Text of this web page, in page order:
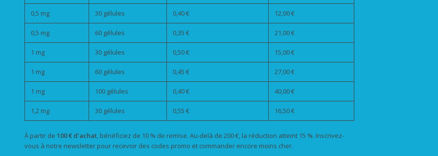
0,5 mg 30 gélules 0,40 € 12,00 €
0,5 mg 60 gélules 0,35 € 21,00 €
1 mg 30 gélules 0,50 € 15,00 €
1 mg 60 gélules 0,45 € 27,00 €
1 mg 100 gélules 0,40 € 40,00 €
1,2 mg 30 gélules 0,55 € 16,50 €
À partir de 100 € d'achat , bénéficiez de 10 % de remise. Au-delà de 200 €, la réduction atteint 15 %. Inscrivez-
vous à notre newsletter pour recevoir des codes promo et commander encore moins cher.